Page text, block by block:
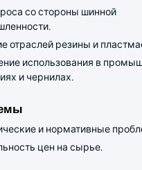
со стороны шинной
отраслей резины и
использования в
и чернилах.
и нормативные
цен на сырье.